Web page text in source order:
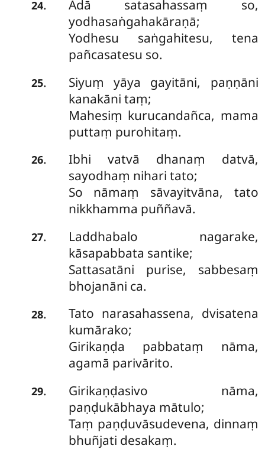
24.
Adā satasahassaṃ so,
yodhasaṅgahakāraṇā;
Yodhesu saṅgahitesu, tena
pañcasatesu so.
25.
Siyuṃ yāya gayitāni, paṇṇāni
kanakāni taṃ;
Mahesiṃ kurucandañca, mama
puttaṃ purohitaṃ.
26. Ibhi vatvā dhanaṃ datvā,
sayodhaṃ nihari tato;
So nāmaṃ sāvayitvāna, tato
nikkhamma puññavā.
27.
Laddhabalo nagarake,
kāsapabbata santike;
Sattasatāni purise, sabbesaṃ
bhojanāni ca.
28.
Tato narasahassena, dvisatena
kumārako;
Girikaṇḍa pabbataṃ nāma,
agamā parivārito.
29.
Girikaṇḍasivo nāma,
paṇḍukābhaya mātulo;
Taṃ paṇḍuvāsudevena, dinnaṃ
bhuñjati desakaṃ.